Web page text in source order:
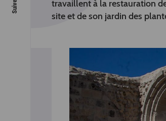
travaillent à la restauration
site et de son jardin des